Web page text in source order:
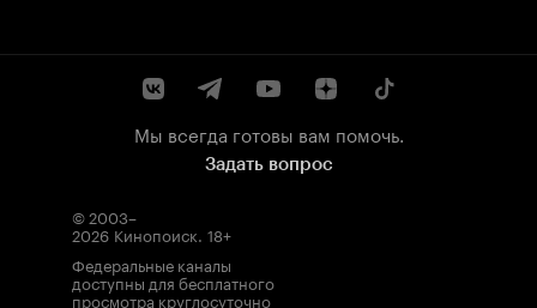
Мы всегда готовы вам помочь.
Задать вопрос
© 2003–
2026 Кинопоиск. 18+
Федеральные каналы
доступны для бесплатного
просмотра круглосуточно